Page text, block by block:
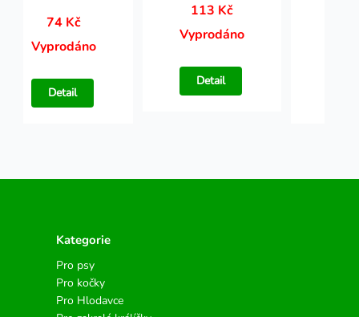
74 Kč
Vyprodáno
Detail
113 Kč
Vyprodáno
Detail
Kategorie
Pro psy
Pro kočky
Pro Hlodavce